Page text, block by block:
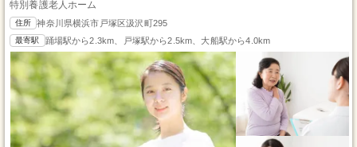
特別養護老人ホーム
住所 神奈川県横浜市戸塚区汲沢町295
最寄駅 踊場駅から2.3km、戸塚駅から2.5km、大船駅から4.0km